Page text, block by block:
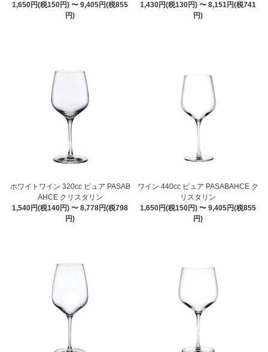
1,650円(税150円) 〜 9,405円(税855
円)
1,430円(税130円) 〜 8,151円(税741
円)
ホワイトワイン 320cc ピュア PASAB
AHCE クリスタリン
1,540円(税140円) 〜 8,778円(税798
円)
ワイン 440cc ピュア PASABAHCE ク
リスタリン
1,650円(税150円) 〜 9,405円(税855
円)